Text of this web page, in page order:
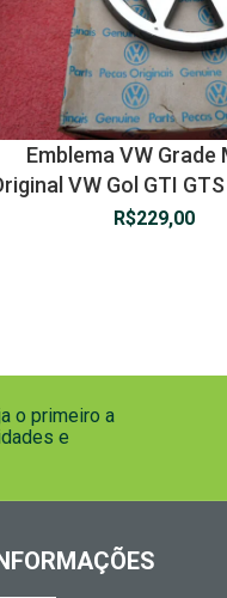
Emblema VW Grade
VW Gol GTI
R$229,00
o primeiro a
e